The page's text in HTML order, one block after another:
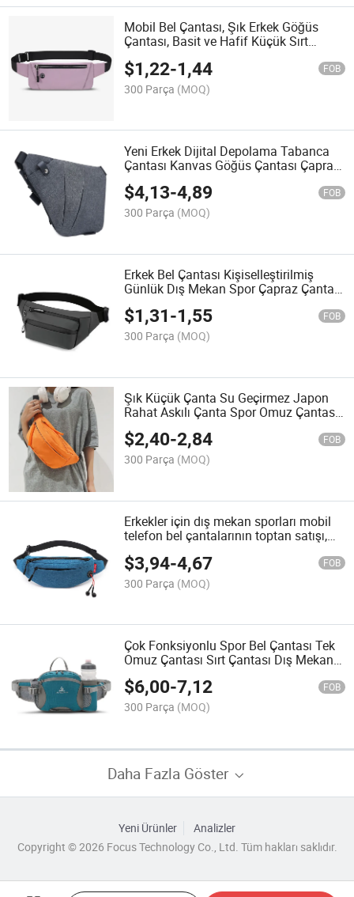
Mobil Bel Çantası, Şık Erkek Göğüs
Çantası, Basit ve Hafif Küçük Sırt
Çanta
$1,22-1,44 FOB
300 Parça (MOQ)
Yeni Erkek Dijital Depolama Tabanca
Çantası Kanvas Göğüs Çantası Çapraz
Omuz Spor Bel Çantası Çok
Fonksiyonlu Yakın Uyumlu Tek Omuz
Hırsızlığa Karşı Çanta
$4,13-4,89 FOB
300 Parça (MOQ)
Erkek Bel Çantası Kişiselleştirilmiş
Günlük Dış Mekan Spor Çapraz Çanta
Şık ve Trendy Çanta
$1,31-1,55 FOB
300 Parça (MOQ)
Şık Küçük Çanta Su Geçirmez Japon
Rahat Askılı Çanta Spor Omuz Çantası
Erkek Bel Çantası Kadın Omuz Çantası
$2,40-2,84 FOB
300 Parça (MOQ)
Erkekler için dış mekan sporları mobil
telefon bel çantalarının toptan satışı,
omuz çapraz çantalar
$3,94-4,67 FOB
300 Parça (MOQ)
Çok Fonksiyonlu Spor Bel Çantası Tek
Omuz Çantası Sırt Çantası Dış Mekan
Dağcılık Bel Çantası Su Geçirmez Bel
Çantası Arazi Ekipmanı
$6,00-7,12 FOB
300 Parça (MOQ)
Daha Fazla Göster
Yeni Ürünler
Analizler
Copyright © 2026 Focus Technology Co., Ltd. Tüm hakları saklıdır.